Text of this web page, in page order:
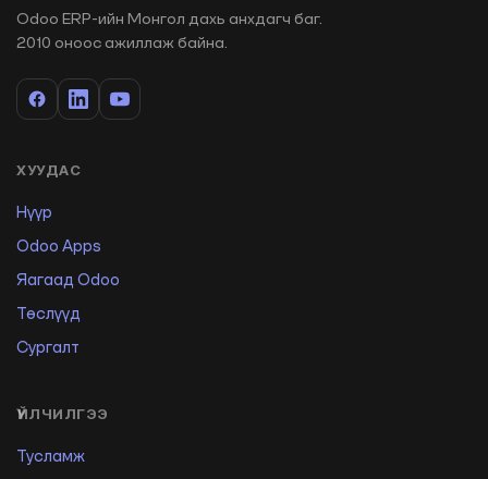
Odoo ERP-ийн Монгол дахь анхдагч баг.
2010 оноос ажиллаж байна.
ХУУДАС
Нүүр
Odoo Apps
Яагаад Odoo
Төслүүд
Сургалт
ҮЙЛЧИЛГЭЭ
Тусламж